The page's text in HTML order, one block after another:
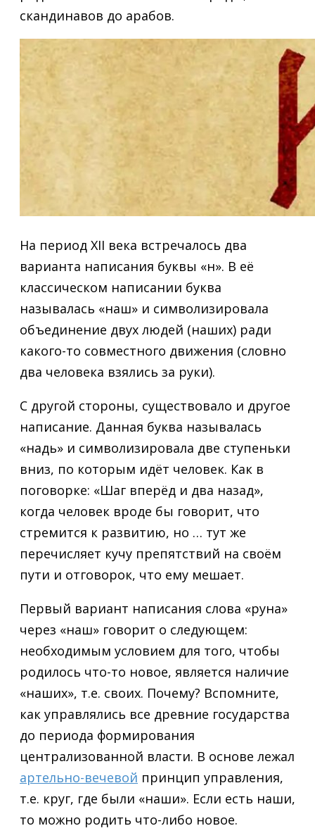
скандинавов до арабов.
На период XII века встречалось два
варианта написания буквы «н». В её
классическом написании буква
называлась «наш» и символизировала
объединение двух людей (наших) ради
какого-то совместного движения (словно
два человека взялись за руки).
С другой стороны, существовало и другое
написание. Данная буква называлась
«надь» и символизировала две ступеньки
вниз, по которым идёт человек. Как в
поговорке: «Шаг вперёд и два назад»,
когда человек вроде бы говорит, что
стремится к развитию, но … тут же
перечисляет кучу препятствий на своём
пути и отговорок, что ему мешает.
Первый вариант написания слова «руна»
через «наш» говорит о следующем:
необходимым условием для того, чтобы
родилось что-то новое, является наличие
«наших», т.е. своих. Почему? Вспомните,
как управлялись все древние государства
до периода формирования
централизованной власти. В основе лежал
артельно-вечевой принцип управления,
т.е. круг, где были «наши». Если есть наши,
то можно родить что-либо новое.